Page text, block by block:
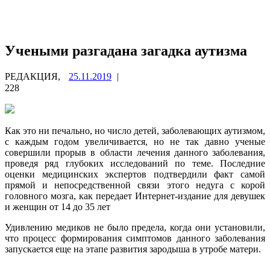
Учеными разгадана загадка аутизма
РЕДАКЦИЯ, 25.11.2019 |
228
Как это ни печально, но число детей, заболевающих аутизмом,
с каждым годом увеличивается, но не так давно ученые
совершили прорыв в области лечения данного заболевания,
проведя ряд глубоких исследований по теме. Последние
оценки медицинских экспертов подтвердили факт самой
прямой и непосредственной связи этого недуга с корой
головного мозга, как передает Интернет-издание для девушек
и женщин от 14 до 35 лет
Удивлению медиков не было предела, когда они установили,
что процесс формирования симптомов данного заболевания
запускается еще на этапе развития зародыша в утробе матери.